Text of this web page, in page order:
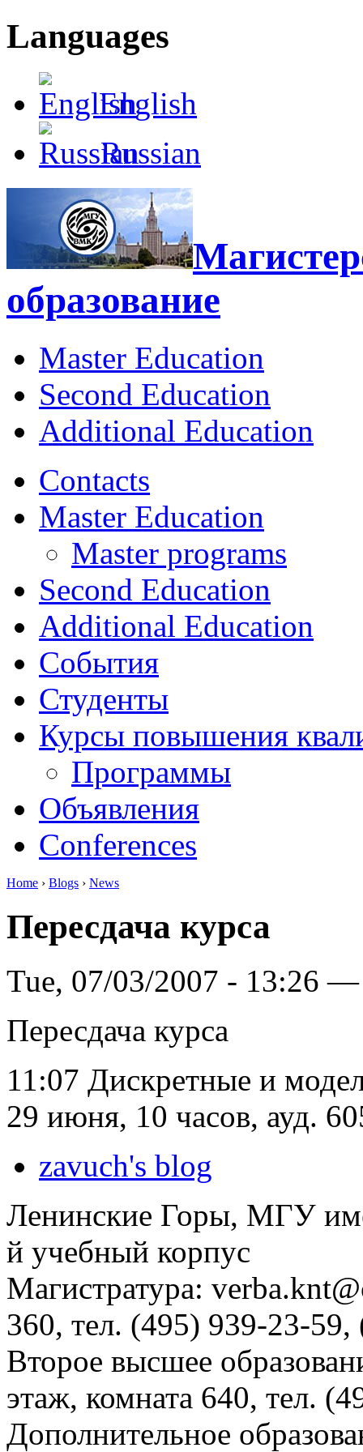
Languages
English
Russian
образование
Master Education
Second Education
Additional Education
Contacts
Master Education
Master programs
Second Education
Additional Education
События
Студенты
Курсы повышения
Программы
Объявления
Conferences
Home › Blogs › News
Пересдача курса
Tue, 07/03/2007 - 13:26 —
Пересдача курса
11:07 Дискретные и
29 июня, 10 часов, ауд.
zavuch's blog
Ленинские Горы, МГУ
й учебный корпус
Магистратура:
360, тел. (495) 939-23-
Второе высшее
этаж, комната 640, тел.
Дополнительное